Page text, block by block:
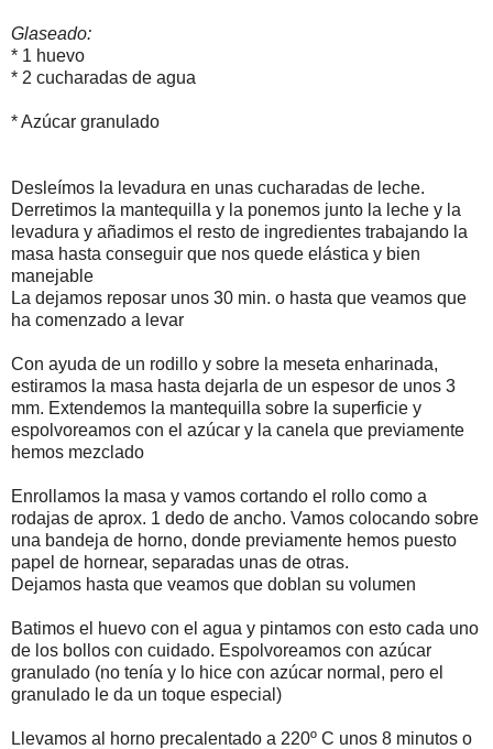
Glaseado:
* 1 huevo
* 2 cucharadas de agua
* Azúcar granulado
Desleímos la levadura en unas cucharadas de leche.
Derretimos la mantequilla y la ponemos junto la leche y la
levadura y añadimos el resto de ingredientes trabajando la
masa hasta conseguir que nos quede elástica y bien
manejable
La dejamos reposar unos 30 min. o hasta que veamos que
ha comenzado a levar
Con ayuda de un rodillo y sobre la meseta enharinada,
estiramos la masa hasta dejarla de un espesor de unos 3
mm. Extendemos la mantequilla sobre la superficie y
espolvoreamos con el azúcar y la canela que previamente
hemos mezclado
Enrollamos la masa y vamos cortando el rollo como a
rodajas de aprox. 1 dedo de ancho. Vamos colocando sobre
una bandeja de horno, donde previamente hemos puesto
papel de hornear, separadas unas de otras.
Dejamos hasta que veamos que doblan su volumen
Batimos el huevo con el agua y pintamos con esto cada uno
de los bollos con cuidado. Espolvoreamos con azúcar
granulado (no tenía y lo hice con azúcar normal, pero el
granulado le da un toque especial)
Llevamos al horno precalentado a 220º C unos 8 minutos o